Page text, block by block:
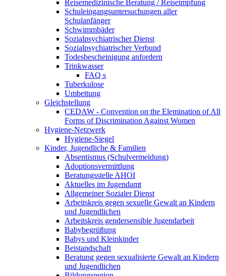
Reisemedizinische Beratung / Reiseimpfung
Schuleingangsuntersuchungen aller
Schulanfänger
Schwimmbäder
Sozialpsychiatrischer Dienst
Sozialpsychiatrischer Verbund
Todesbescheinigung anfordern
Trinkwasser
FAQ s
Tuberkulose
Umbettung
Gleichstellung
CEDAW - Convention on the Elemination of All
Forms of Discrimination Against Women
Hygiene-Netzwerk
Hygiene-Siegel
Kinder, Jugendliche & Familien
Absentismus (Schulvermeidung)
Adoptionsvermittlung
Beratungsstelle AHOI
Aktuelles im Jugendamt
Allgemeiner Sozialer Dienst
Arbeitskreis gegen sexuelle Gewalt an Kindern
und Jugendlichen
Arbeitskreis gendersensible Jugendarbeit
Babybegrüßung
Babys und Kleinkinder
Beistandschaft
Beratung gegen sexualisierte Gewalt an Kindern
und Jugendlichen